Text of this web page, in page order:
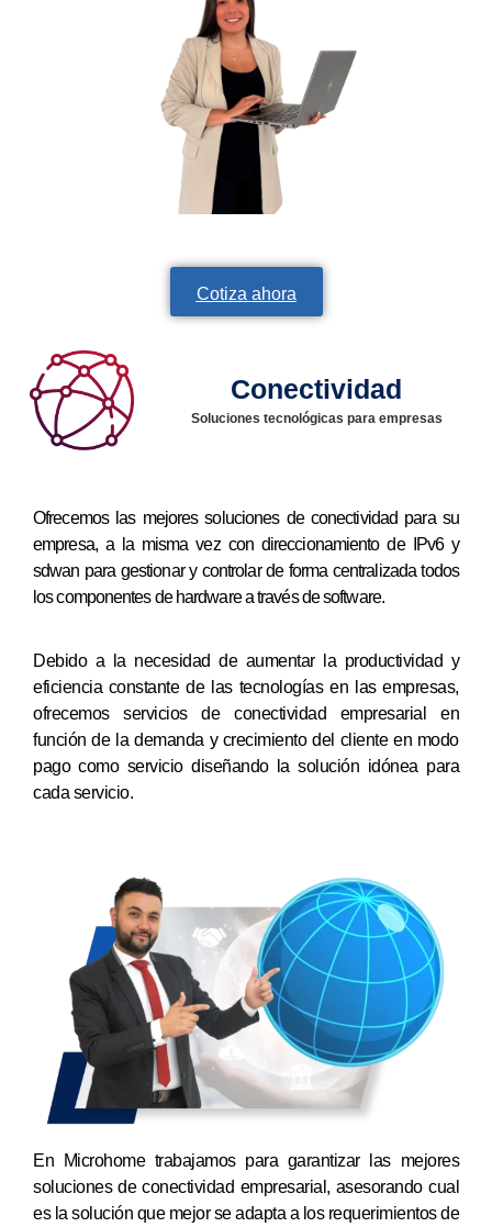
Cotiza ahora
Conectividad
Soluciones tecnológicas para empresas
Ofrecemos las mejores soluciones de conectividad para su
empresa, a la misma vez con direccionamiento de IPv6 y
sdwan para gestionar y controlar de forma centralizada todos
los componentes de hardware a través de software.
Debido a la necesidad de aumentar la productividad y
eficiencia constante de las tecnologías en las empresas,
ofrecemos servicios de conectividad empresarial en
función de la demanda y crecimiento del cliente en modo
pago como servicio diseñando la solución idónea para
cada servicio.
En Microhome trabajamos para garantizar las mejores
soluciones de conectividad empresarial, asesorando cual
es la solución que mejor se adapta a los requerimientos de